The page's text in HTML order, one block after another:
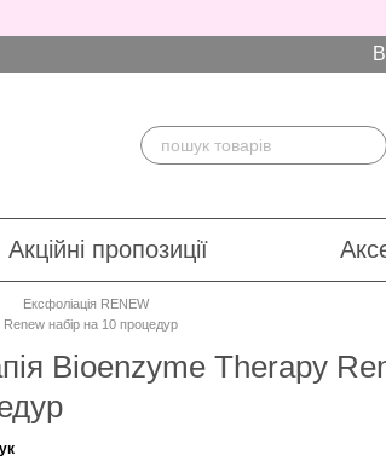
Акційні пропозиції
Ексфоліація RENEW
набір на 10 процедур
Bioenzyme Therapy